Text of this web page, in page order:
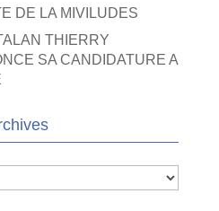
DE LA MIVILUDES
THIERRY
SA CANDIDATURE A